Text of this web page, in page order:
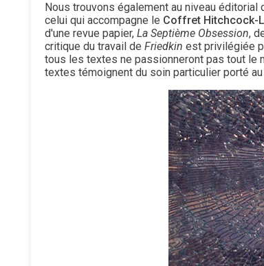
Nous trouvons également au niveau éditorial
celui qui accompagne le Coffret Hitchcock-
d'une revue papier, La Septième Obsession,
critique du travail de Friedkin est privilégiée
tous les textes ne passionneront pas tout le
textes témoignent du soin particulier porté